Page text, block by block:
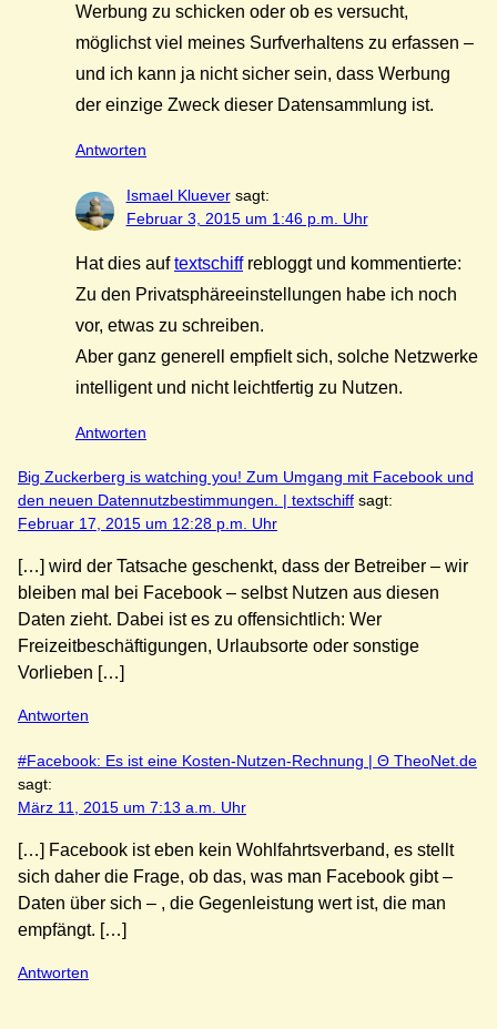
Werbung zu schicken oder ob es versucht,
möglichst viel meines Surfverhaltens zu erfassen –
und ich kann ja nicht sicher sein, dass Werbung
der einzige Zweck dieser Datensammlung ist.
Antworten
Ismael Kluever sagt:
Februar 3, 2015 um 1:46 p.m. Uhr
Hat dies auftextschiffrebloggt und kommentierte:
Zu den Privatsphäreeinstellungen habe ich noch
vor, etwas zu schreiben.
Aber ganz generell empfielt sich, solche Netzwerke
intelligent und nicht leichtfertig zu Nutzen.
Antworten
Big Zuckerberg is watching you! Zum Umgang mit Facebook und
den neuen Datennutzbestimmungen. | textschiff sagt:
Februar 17, 2015 um 12:28 p.m. Uhr
[…] wird der Tatsache geschenkt, dass der Betreiber – wir
bleiben mal bei Facebook – selbst Nutzen aus diesen
Daten zieht. Dabei ist es zu offensichtlich: Wer
Freizeitbeschäftigungen, Urlaubsorte oder sonstige
Vorlieben […]
Antworten
#Facebook: Es ist eine Kosten-Nutzen-Rechnung | Θ TheoNet.de
sagt:
März 11, 2015 um 7:13 a.m. Uhr
[…] Facebook ist eben kein Wohlfahrtsverband, es stellt
sich daher die Frage, ob das, was man Facebook gibt –
Daten über sich – , die Gegenleistung wert ist, die man
empfängt. […]
Antworten